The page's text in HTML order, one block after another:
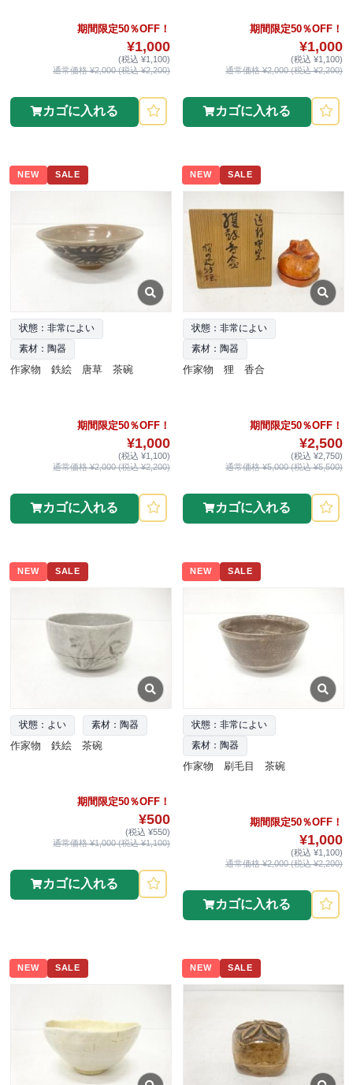
期間限定50％OFF！
¥1,000
(税込 ¥1,100)
通常価格 ¥2,000 (税込 ¥2,200)
カゴに入れる
期間限定50％OFF！
¥1,000
(税込 ¥1,100)
通常価格 ¥2,000 (税込 ¥2,200)
カゴに入れる
NEW SALE
状態：非常によい
素材：陶器
作家物 鉄絵 唐草 茶碗
期間限定50％OFF！
¥1,000
(税込 ¥1,100)
通常価格 ¥2,000 (税込 ¥2,200)
カゴに入れる
NEW SALE
状態：非常によい
素材：陶器
作家物 狸 香合
期間限定50％OFF！
¥2,500
(税込 ¥2,750)
通常価格 ¥5,000 (税込 ¥5,500)
カゴに入れる
NEW SALE
状態：よい 素材：陶器
作家物 鉄絵 茶碗
期間限定50％OFF！
¥500
(税込 ¥550)
通常価格 ¥1,000 (税込 ¥1,100)
カゴに入れる
NEW SALE
状態：非常によい
素材：陶器
作家物 刷毛目 茶碗
期間限定50％OFF！
¥1,000
(税込 ¥1,100)
通常価格 ¥2,000 (税込 ¥2,200)
カゴに入れる
NEW SALE NEW SALE